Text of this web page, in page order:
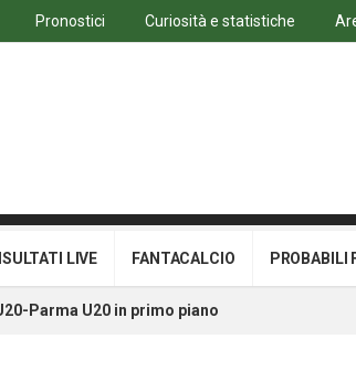
Pronostici Curiosità e statistiche
LIVE FANTACALCIO PROBABILI
Parma U20 in primo piano